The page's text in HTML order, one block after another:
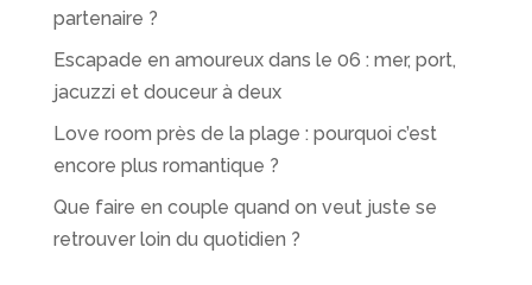
partenaire ?
Escapade en amoureux dans le 06 : mer, port,
jacuzzi et douceur à deux
Love room près de la plage : pourquoi c’est
encore plus romantique ?
Que faire en couple quand on veut juste se
retrouver loin du quotidien ?